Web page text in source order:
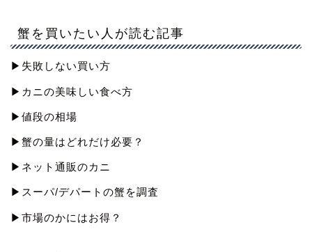
蟹を買いたい人が読む記事
▶︎失敗しない買い方
▶︎カニの美味しい食べ方
▶︎値段の相場
▶︎蟹の量はどれだけ必要？
▶︎ネット通販のカニ
▶︎スーパ/デパートの蟹を調査
▶︎市場のかにはお得？